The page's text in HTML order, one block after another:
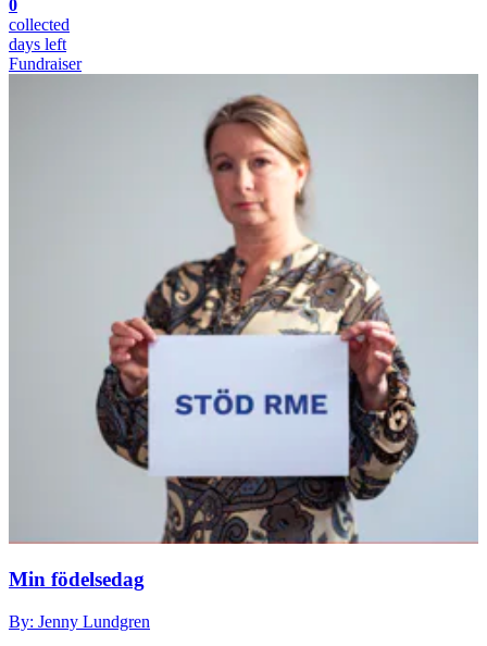
0
collected
days left
Fundraiser
Min födelsedag
By: Jenny Lundgren